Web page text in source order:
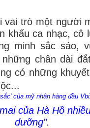
vai trò một người
khấu ca nhạc, cô
minh sắc sảo,
chân dài
có những
của Hà Hồ
dưỡng".